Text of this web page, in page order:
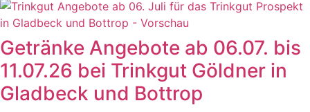
Getränke Angebote ab 06.07. bis
11.07.26 bei Trinkgut Göldner in
Gladbeck und Bottrop